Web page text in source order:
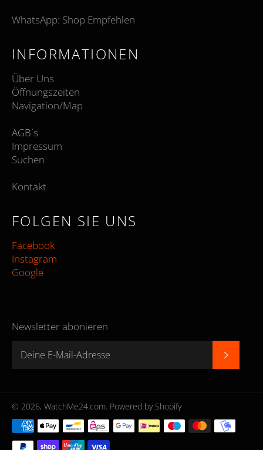
WhatsApp: Shop Empfehlen
INFORMATIONEN
Über Uns
Öffnungszeiten
Navigation/Map
AGB´s
Impressum
Suchen
Kontakt
FOLGEN SIE UNS
Facebook
Instagram
Google
Newsletter abonieren
© 2026, WatchMe24.com. Powered by Shopify
Zahlungsmethoden